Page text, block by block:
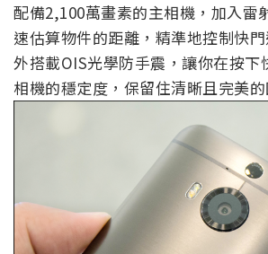
配備2,100萬畫素的主相機，加入雷
速估算物件的距離，精準地控制快
外搭載OIS光學防手震，讓你在按下
相機的穩定度，保留住清晰且完美的